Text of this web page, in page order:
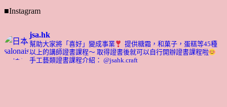
■Instagram
jsa.hk
幫助大家將「喜好」變成事業
提供糖霜，和菓子，蛋糕等45種
以上的講師證書課程～ 取得證書後就可以自行開辦證書課程啦
手工藝類證書課程介紹： @jsahk.craft